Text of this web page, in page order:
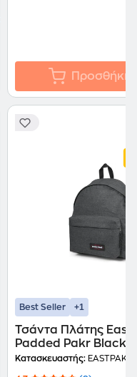
Προσθήκη
Best Seller +1
Τσάντα Πλάτης
Padded Pakr Black
Κατασκευαστής: EASTPAK